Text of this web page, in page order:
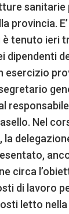
sanitarie
provincia.
è tenuto ieri
dipendenti
esercizio
Nel
la
circa
di lavoro
letto